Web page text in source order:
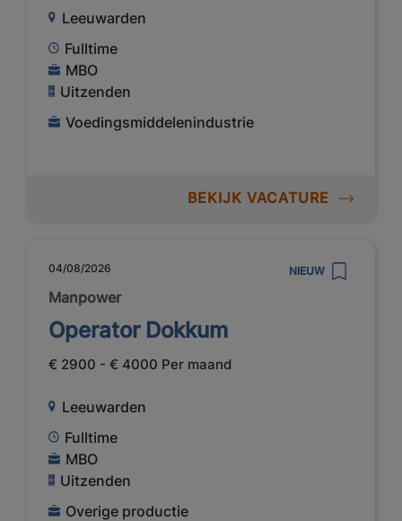
Leeuwarden
Fulltime
MBO
Uitzenden
Voedingsmiddelenindustrie
BEKIJK VACATURE
04/08/2026 NIEUW
Manpower
Operator Dokkum
€ 2900 - € 4000 Per maand
Leeuwarden
Fulltime
MBO
Uitzenden
Overige productie